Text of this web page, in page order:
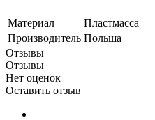
Материал
Пластмасса
Производитель Польша
Отзывы
Отзывы
Нет оценок
Оставить отзыв